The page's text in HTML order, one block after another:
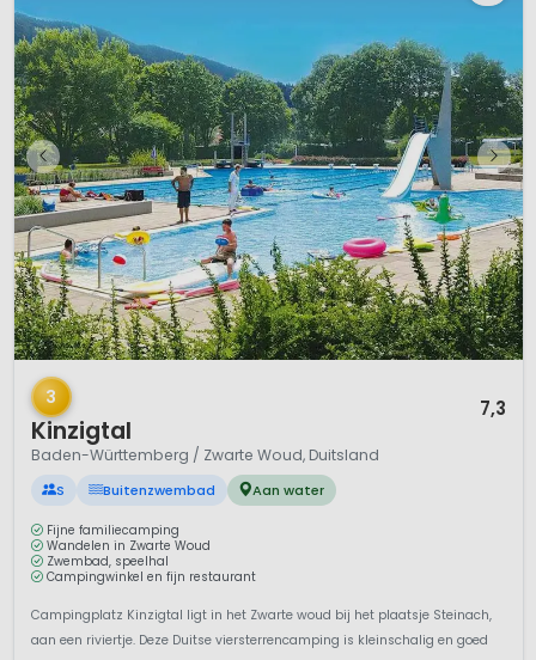
1 / 12
3
Kinzigtal
7,3
Baden-Württemberg / Zwarte Woud, Duitsland
S Buitenzwembad Aan water
Fijne familiecamping
Wandelen in Zwarte Woud
Zwembad, speelhal
Campingwinkel en fijn restaurant
Campingplatz Kinzigtal ligt in het Zwarte woud bij het plaatsje Steinach,
aan een riviertje. Deze Duitse viersterrencamping is kleinschalig en goed